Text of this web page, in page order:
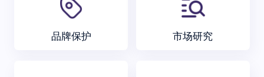
品牌保护 市场研究